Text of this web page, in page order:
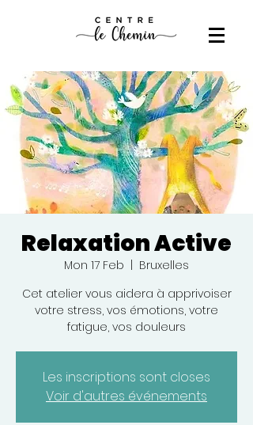
Relaxation Active
Mon 17 Feb
Bruxelles
Cet atelier vous aidera à apprivoiser
votre stress, vos émotions, votre
fatigue, vos douleurs
Les inscriptions sont closes
Voir d'autres événements